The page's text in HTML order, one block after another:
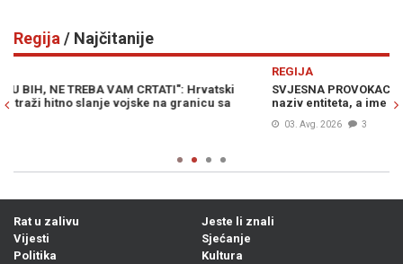
Regija / Najčitanije
SVJESNA PROVOKACIJA PREDSJEDNIKA SRBIJE: Vučić promašio
naziv entiteta, a ime države prešutio (VIDEO)
Rat u zalivu
Vijesti
Politika
Jeste li znali
Sjećanje
Kultura